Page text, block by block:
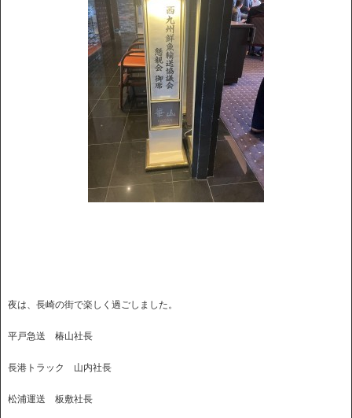
夜は、長崎の街で楽しく過ごしました。
平戸急送 椿山社長
長港トラック 山内社長
松浦運送 板敷社長